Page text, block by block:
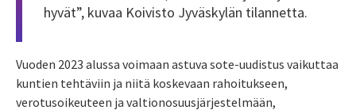
hyvät”, kuvaa Koivisto Jyväskylän tilannetta.
Vuoden 2023 alussa voimaan astuva sote-uudistus vaikuttaa
kuntien tehtäviin ja niitä koskevaan rahoitukseen,
verotusoikeuteen ja valtionosuusjärjestelmään,